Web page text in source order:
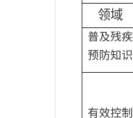
领域
普及残疾
预防知识
有效控制